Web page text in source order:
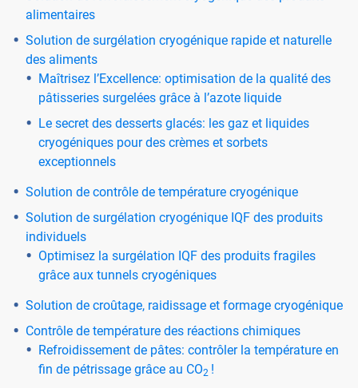
alimentaires
Solution de surgélation cryogénique rapide et naturelle
des aliments
Maîtrisez l’Excellence: optimisation de la qualité des
pâtisseries surgelées grâce à l’azote liquide
Le secret des desserts glacés: les gaz et liquides
cryogéniques pour des crèmes et sorbets
exceptionnels
Solution de contrôle de température cryogénique
Solution de surgélation cryogénique IQF des produits
individuels
Optimisez la surgélation IQF des produits fragiles
grâce aux tunnels cryogéniques
Solution de croûtage, raidissage et formage cryogénique
Contrôle de température des réactions chimiques
Refroidissement de pâtes: contrôler la température en
fin de pétrissage grâce au CO2 !